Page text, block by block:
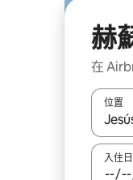
赫
在
位置
如有
入住